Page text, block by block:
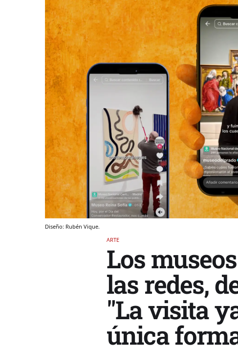
Diseño: Rubén Vique.
ARTE
Los
las redes,
"La visita
única